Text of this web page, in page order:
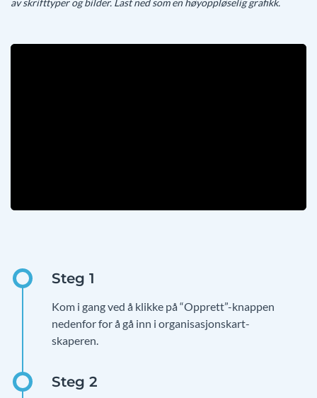
av skrifttyper og bilder. Last ned som en høyoppløselig grafikk.
Kom i gang ved å klikke på “Opprett”-knappen
nedenfor for å gå inn i organisasjonskart-
skaperen.